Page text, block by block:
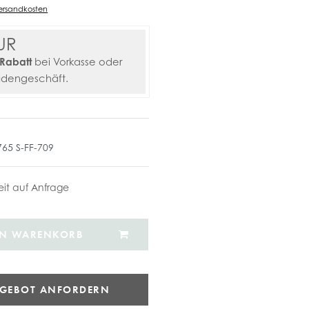
bei Vorkasse oder
S-FF-709
auf Anfrage
WARENKORB
ANFORDERN